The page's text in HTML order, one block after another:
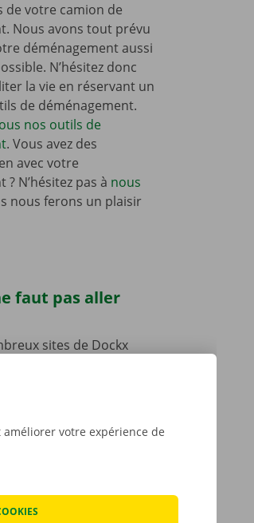
de votre camion de
Nous avons tout prévu
déménagement aussi
N’hésitez donc
la vie en réservant un
de déménagement.
nos outils de
. Vous avez des
avec votre
N’hésitez pas à nous
nous ferons un plaisir
faut pas aller
sites de Dockx
facilement votre camion
transports publics.
pendant la période de
votre expérience de